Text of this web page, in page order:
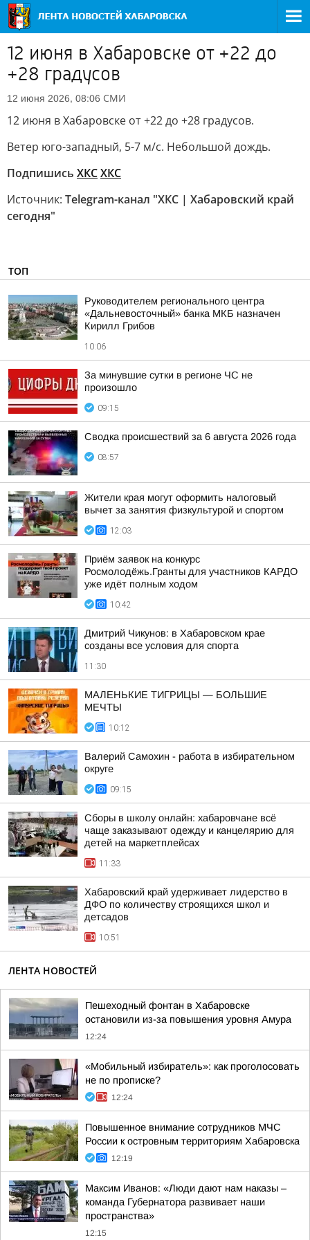
12 июня в Хабаровске от +22 до
+28 градусов
12 июня 2026, 08:06 СМИ
12 июня в Хабаровске от +22 до +28 градусов.
Ветер юго-западный, 5-7 м/с. Небольшой дождь.
Подпишись ХКСХКС
Источник: Telegram-канал "ХКС | Хабаровский край
сегодня"
ТОП
Руководителем регионального центра
«Дальневосточный» банка МКБ назначен
Кирилл Грибов
10:06
За минувшие сутки в регионе ЧС не
произошло
09:15
Сводка происшествий за 6 августа 2026 года
08:57
Жители края могут оформить налоговый
вычет за занятия физкультурой и спортом
12:03
Приём заявок на конкурс
Росмолодёжь.Гранты для участников КАРДО
уже идёт полным ходом
10:42
Дмитрий Чикунов: в Хабаровском крае
созданы все условия для спорта
11:30
МАЛЕНЬКИЕ ТИГРИЦЫ — БОЛЬШИЕ
МЕЧТЫ
10:12
Валерий Самохин - работа в избирательном
округе
09:15
Сборы в школу онлайн: хабаровчане всё
чаще заказывают одежду и канцелярию для
детей на маркетплейсах
11:33
Хабаровский край удерживает лидерство в
ДФО по количеству строящихся школ и
детсадов
10:51
ЛЕНТА НОВОСТЕЙ
Пешеходный фонтан в Хабаровске
остановили из-за повышения уровня Амура
12:24
«Мобильный избиратель»: как проголосовать
не по прописке?
12:24
Повышенное внимание сотрудников МЧС
России к островным территориям Хабаровска
12:19
Максим Иванов: «Люди дают нам наказы –
команда Губернатора развивает наши
пространства»
12:15